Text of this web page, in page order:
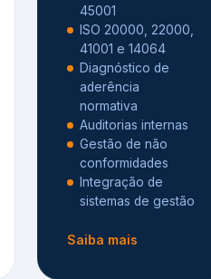
45001
ISO 20000, 22000,
41001 e 14064
Diagnóstico de
aderência
normativa
Auditorias internas
Gestão de não
conformidades
Integração de
sistemas de gestão
Saiba mais